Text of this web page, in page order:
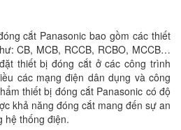
cắt Panasonic bao gồm các thiết
CB, MCB, RCCB, RCBO, MCCB…
thiết bị đóng cắt ở các công trình
các mạng điện dân dụng và công
thiết bị đóng cắt Panasonic có độ
khả năng đóng cắt mang đến sự an
hệ thống điện.